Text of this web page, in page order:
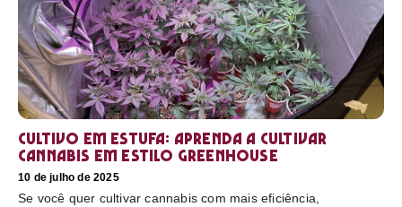
Cultivo em estufa: aprenda a cultivar
cannabis em estilo greenhouse
10 de julho de 2025
Se você quer cultivar cannabis com mais eficiência,